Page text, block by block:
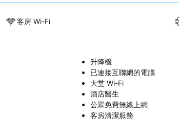
客房 Wi-Fi
升降機
已連接互聯網的電腦
大堂 Wi-Fi
酒店醫生
公眾免費無線上網
客房清潔服務